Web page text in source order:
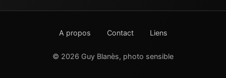
A propos Contact Liens
© 2026 Guy Blanès, photo sensible